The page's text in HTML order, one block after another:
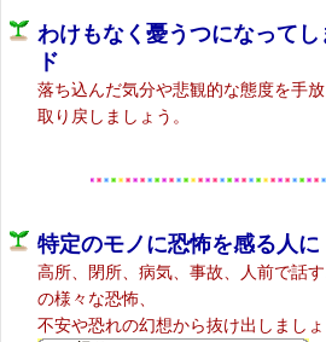
わけもなく憂うつになって
ド
落ち込んだ気分や悲観的な態度を手
取り戻しましょう。
特定のモノに恐怖を感る人に
高所、閉所、病気、事故、人前で話
の様々な恐怖、
不安や恐れの幻想から抜け出しましょ